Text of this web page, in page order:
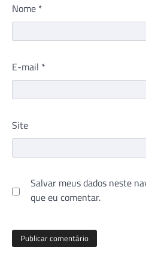
Nome *
E-mail *
Site
Salvar meus dados neste
que eu comentar.